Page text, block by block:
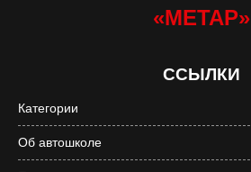
«МЕТАР»
ССЫЛКИ
Категории
Об автошколе